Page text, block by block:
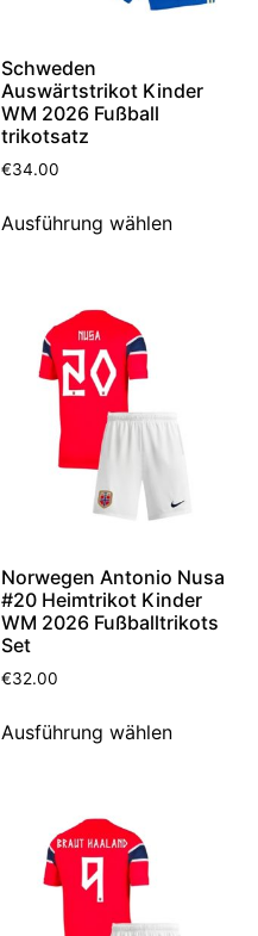
Schweden
Auswärtstrikot Kinder
WM 2026 Fußball
trikotsatz
€34.00
Ausführung wählen
Norwegen Antonio Nusa
#20 Heimtrikot Kinder
WM 2026 Fußballtrikots
Set
€32.00
Ausführung wählen